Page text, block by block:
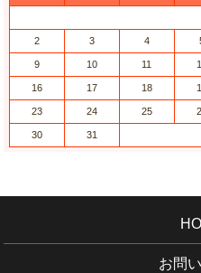
2 3 4
9 10 11
16 17 18
23 24 25
30 31
お問